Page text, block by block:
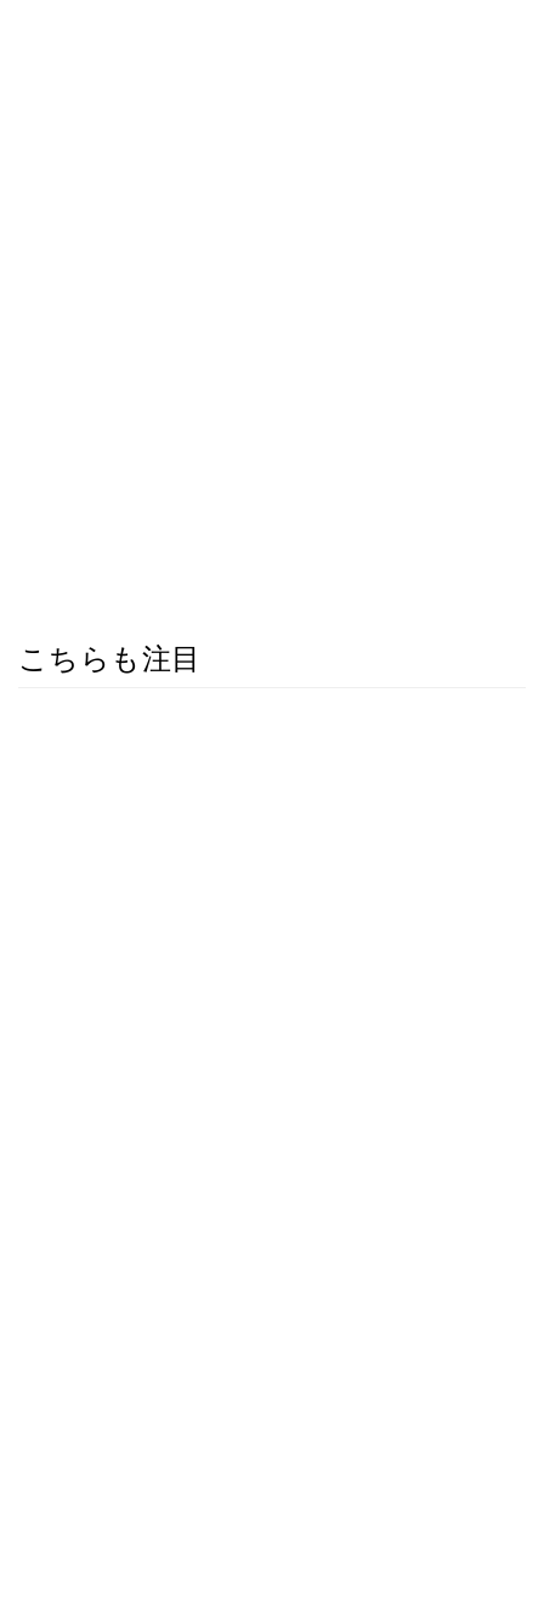
こちらも注目